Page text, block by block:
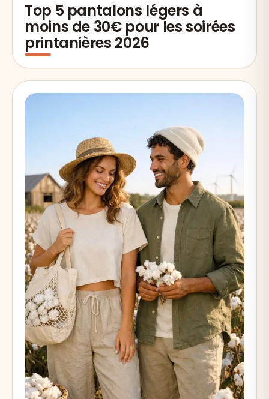
Top 5 pantalons légers à
moins de 30€ pour les soirées
printanières 2026